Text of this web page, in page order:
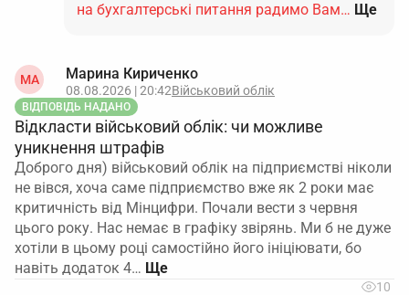
на бухгалтерські питання радимо Вам… Ще
МА Марина Кириченко
08.08.2026 | 20:42Військовий облік
ВІДПОВІДЬ НАДАНО
Відкласти військовий облік: чи можливе
уникнення штрафів
Доброго дня) військовий облік на підприємстві ніколи
не вівся, хоча саме підприємство вже як 2 роки має
критичність від Мінцифри. Почали вести з червня
цього року. Нас немає в графіку звірянь. Ми б не дуже
хотіли в цьому році самостійно його ініціювати, бо
навіть додаток 4…
10